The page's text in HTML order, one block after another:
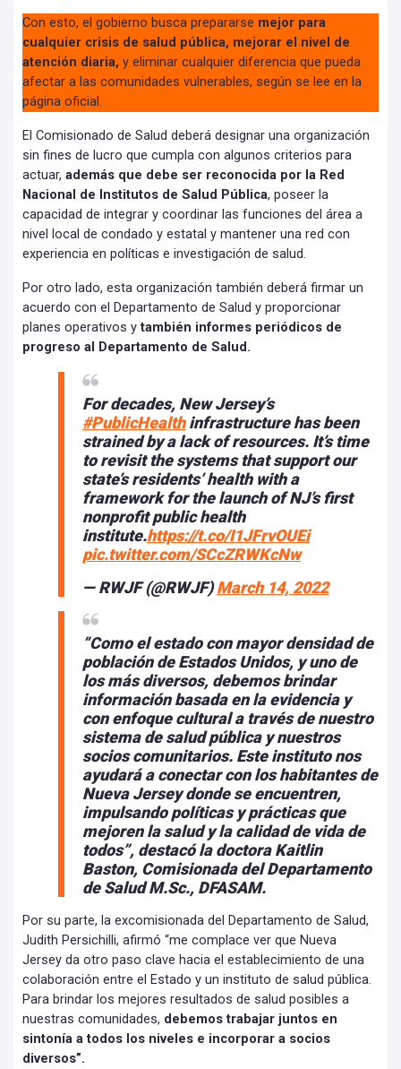
Con esto, el gobierno busca prepararse mejor para
cualquier crisis de salud pública, mejorar el nivel de
atención diaria, y eliminar cualquier diferencia que pueda
afectar a las comunidades vulnerables, según se lee en la
página oficial.
El Comisionado de Salud deberá designar una organización
sin fines de lucro que cumpla con algunos criterios para
actuar, además que debe ser reconocida por la Red
Nacional de Institutos de Salud Pública, poseer la
capacidad de integrar y coordinar las funciones del área a
nivel local de condado y estatal y mantener una red con
experiencia en políticas e investigación de salud.
Por otro lado, esta organización también deberá firmar un
acuerdo con el Departamento de Salud y proporcionar
planes operativos ytambién informes periódicos de
progreso al Departamento de Salud.
For decades, New Jersey’s
#PublicHealthinfrastructure has been
strained by a lack of resources. It’s time
to revisit the systems that support our
state’s residents’ health with a
framework for the launch of NJ’s first
nonprofit public health
institute.https://t.co/I1JFrvOUEi
pic.twitter.com/SCcZRWKcNw
— RWJF (@RWJF)March 14, 2022
“Como el estado con mayor densidad de
población de Estados Unidos, y uno de
los más diversos, debemos brindar
información basada en la evidencia y
con enfoque cultural a través de nuestro
sistema de salud pública y nuestros
socios comunitarios. Este instituto nos
ayudará a conectar con los habitantes de
Nueva Jersey donde se encuentren,
impulsando políticas y prácticas que
mejoren la salud y la calidad de vida de
todos”, destacó la doctora Kaitlin
Baston, Comisionada del Departamento
de Salud M.Sc., DFASAM.
Por su parte, la excomisionada del Departamento de Salud,
Judith Persichilli, afirmó “me complace ver que Nueva
Jersey da otro paso clave hacia el establecimiento de una
colaboración entre el Estado y un instituto de salud pública.
Para brindar los mejores resultados de salud posibles a
nuestras comunidades, debemos trabajar juntos en
sintonía a todos los niveles e incorporar a socios
diversos”.